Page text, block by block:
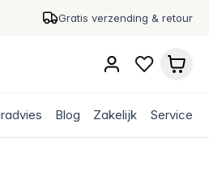
Gratis verzending & retour
Blog Zakelijk Service